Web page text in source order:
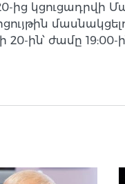
ից
ին՝ ժամը